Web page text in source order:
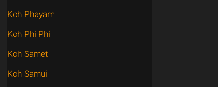
Koh Phayam
Koh Phi Phi
Koh Samet
Koh Samui